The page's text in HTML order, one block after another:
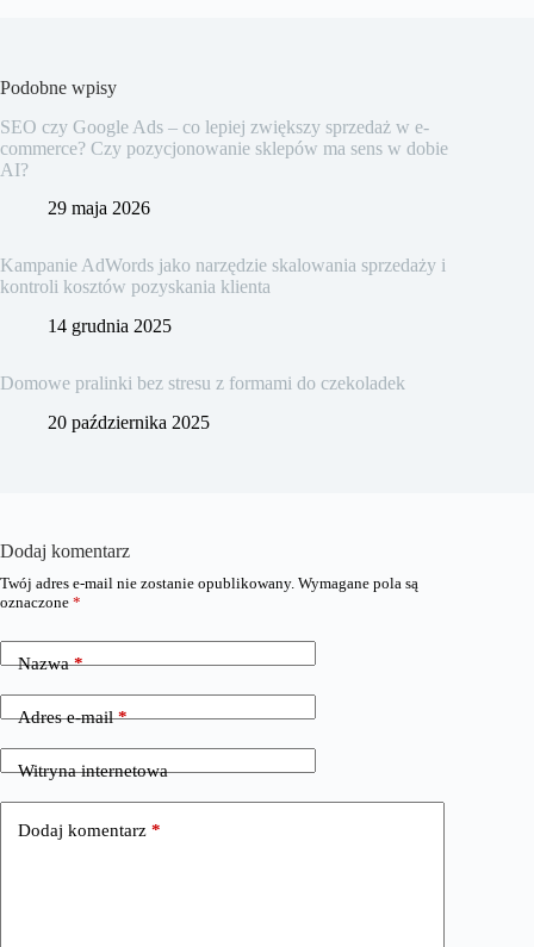
Podobne wpisy
SEO czy Google Ads – co lepiej zwiększy sprzedaż w e-
commerce? Czy pozycjonowanie sklepów ma sens w dobie
AI?
29 maja 2026
Kampanie AdWords jako narzędzie skalowania sprzedaży i
kontroli kosztów pozyskania klienta
14 grudnia 2025
Domowe pralinki bez stresu z formami do czekoladek
20 października 2025
Dodaj komentarz
Twój adres e-mail nie zostanie opublikowany. Wymagane pola są
oznaczone *
Nazwa*
Adres e-mail*
Witryna internetowa
Dodaj komentarz *